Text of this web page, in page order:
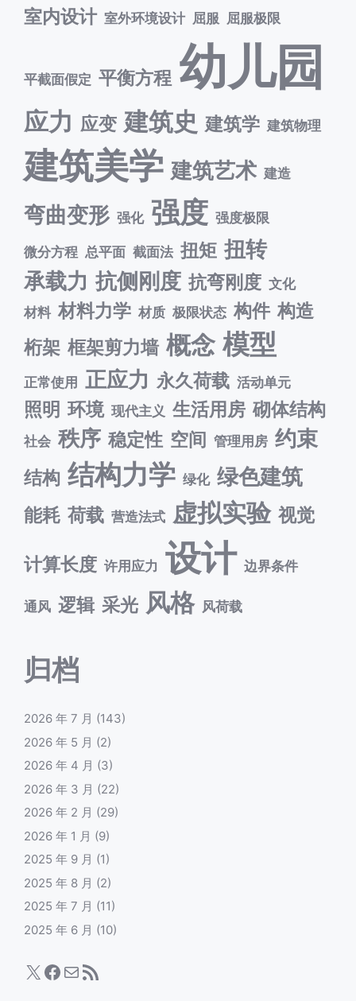
室内设计 室外环境设计 屈服 屈服极限
平截面假定 平衡方程 幼儿园
应力 应变 建筑史 建筑学 建筑物理
建筑美学 建筑艺术 建造
弯曲变形 强化 强度 强度极限
微分方程 总平面 截面法 扭矩 扭转
承载力 抗侧刚度 抗弯刚度 文化
材料 材料力学 材质 极限状态 构件 构造
桁架 框架剪力墙 概念 模型
正常使用 正应力 永久荷载 活动单元
照明 环境 现代主义 生活用房 砌体结构
社会 秩序 稳定性 空间 管理用房 约束
结构 结构力学 绿化 绿色建筑
能耗 荷载 营造法式 虚拟实验 视觉
计算长度 许用应力 设计 边界条件
通风 逻辑 采光 风格 风荷载
归档
2026 年 7 月 (143)
2026 年 5 月 (2)
2026 年 4 月 (3)
2026 年 3 月 (22)
2026 年 2 月 (29)
2026 年 1 月 (9)
2025 年 9 月 (1)
2025 年 8 月 (2)
2025 年 7 月 (11)
2025 年 6 月 (10)
X Facebook
电子邮件RSS Feed